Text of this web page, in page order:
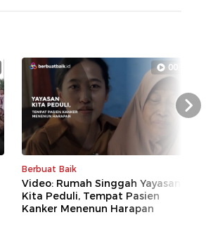
00:45
Berbuat Baik
Video: Rumah Singgah Yayasan
Kita Peduli, Tempat Pasien
Kanker Menenun Harapan
Next